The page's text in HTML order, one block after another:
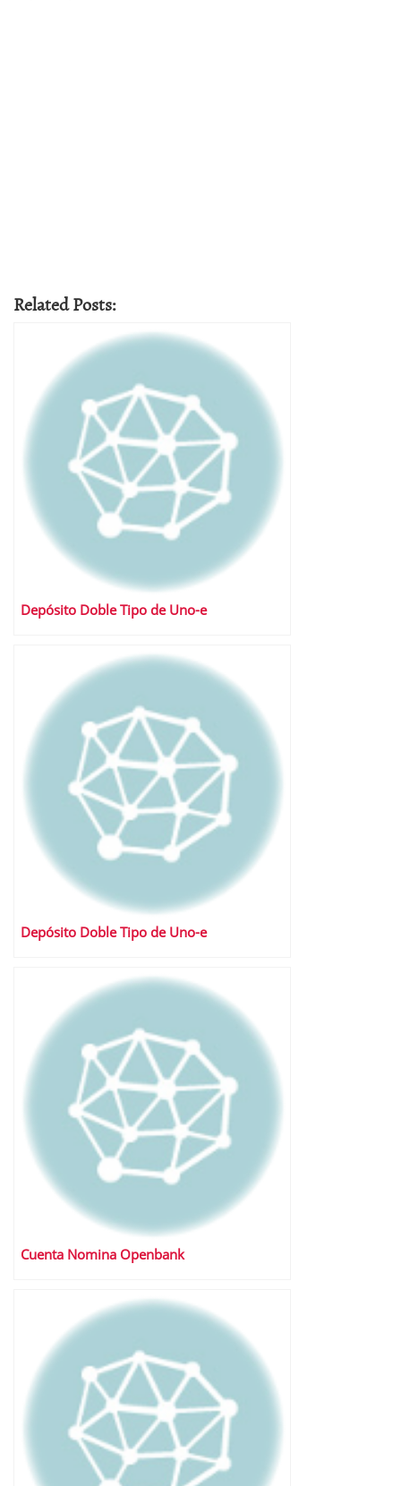
Related Posts:
Depósito Doble Tipo de Uno-e
Depósito Doble Tipo de Uno-e
Cuenta Nomina Openbank